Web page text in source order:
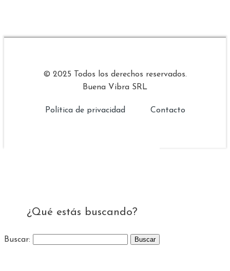
© 2025 Todos los derechos reservados.
Buena Vibra SRL
Política de privacidad Contacto
¿Qué estás buscando?
Buscar: